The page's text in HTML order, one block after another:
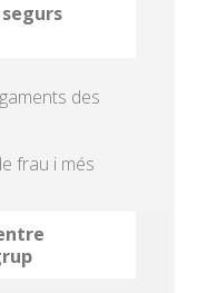
des
frau i més